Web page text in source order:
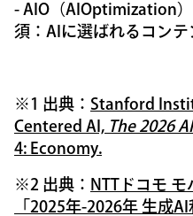
- AIO（AIOptimization
須：AIに選ばれるコン
※1 出典： Stanford
Centered AI, The 2026
4: Economy.
※2 出典： NTTドコモ
「2025年-2026年 生成